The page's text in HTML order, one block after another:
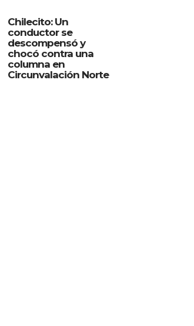
Chilecito: Un
conductor se
descompensó y
chocó contra una
columna en
Circunvalación Norte